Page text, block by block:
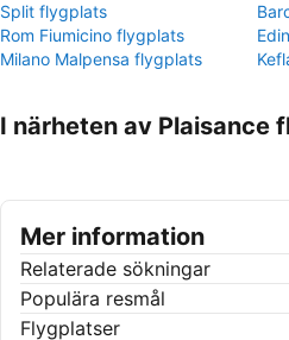
Split flygplats
Rom Fiumicino flygplats
Milano Malpensa flygplats
I närheten av Plaisance
Mer information
Relaterade sökningar
Populära resmål
Flygplatser